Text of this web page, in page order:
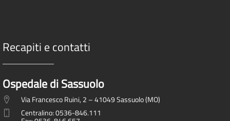
Recapiti e contatti
Ospedale di Sassuolo
Via Francesco Ruini, 2 – 41049 Sassuolo (MO)
Centralino: 0536-846.111